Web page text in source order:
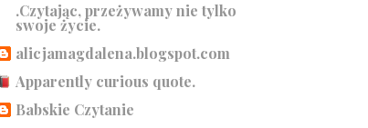
.Czytając, przeżywamy nie tylko
swoje życie.
alicjamagdalena.blogspot.com
Apparently curious quote.
Babskie Czytanie